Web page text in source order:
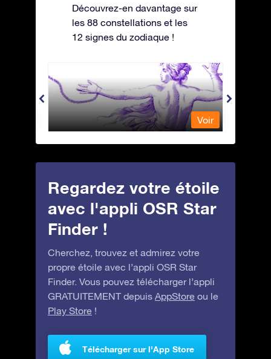
Découvrez-en davantage sur
les 88 constellations et les
12 signes du zodiaque !
Andromeda - Andromède
Voir
Regardez votre étoile
avec l'appli OSR Star
Finder !
Cherchez, trouvez et admirez votre
propre étoile avec l’appli OSR Star
Finder. Vous pouvez télécharger l’appli
GRATUITEMENT depuis AppStore ou le
Play Store !
Télécharger sur l'App Store